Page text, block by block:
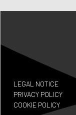
LEGAL NOTICE
PRIVACY POLICY
COOKIE POLICY